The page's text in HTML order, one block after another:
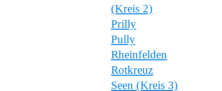
(Kreis 2)
Prilly
Pully
Rheinfelden
Rotkreuz
Seen (Kreis 3)